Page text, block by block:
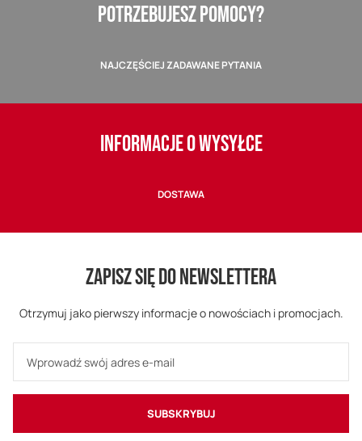
POTRZEBUJESZ POMOCY?
NAJCZĘŚCIEJ ZADAWANE PYTANIA
INFORMACJE O WYSYŁCE
DOSTAWA
ZAPISZ SIĘ DO NEWSLETTERA
Otrzymuj jako pierwszy informacje o nowościach i promocjach.
SUBSKRYBUJ